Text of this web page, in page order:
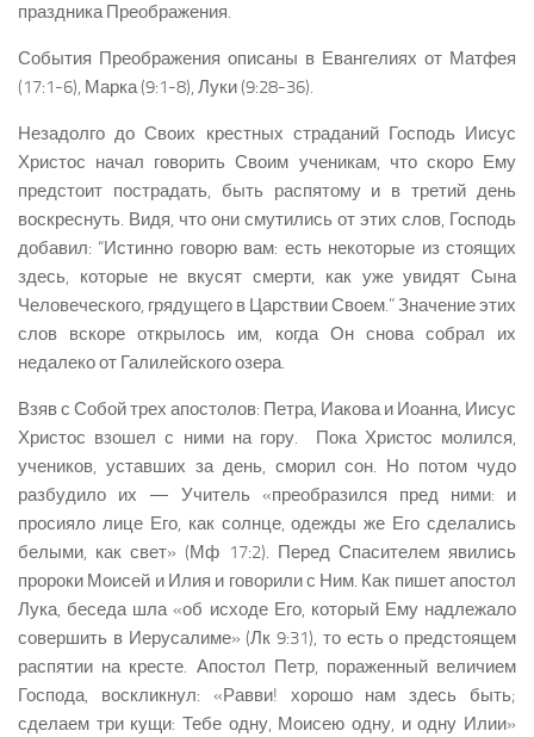
праздника Преображения.
События Преображения описаны в Евангелиях от Матфея
(17:1-6), Марка (9:1-8), Луки (9:28-36).
Незадолго до Своих крестных страданий Господь Иисус
Христос начал говорить Своим ученикам, что скоро Ему
предстоит пострадать, быть распятому и в третий день
воскреснуть. Видя, что они смутились от этих слов, Господь
добавил: “Истинно говорю вам: есть некоторые из стоящих
здесь, которые не вкусят смерти, как уже увидят Сына
Человеческого, грядущего в Царствии Своем.” Значение этих
слов вскоре открылось им, когда Он снова собрал их
недалеко от Галилейского озера.
Взяв с Собой трех апостолов: Петра, Иакова и Иоанна, Иисус
Христос взошел с ними на гору. Пока Христос молился,
учеников, уставших за день, сморил сон. Но потом чудо
разбудило их — Учитель «преобразился пред ними: и
просияло лице Его, как солнце, одежды же Его сделались
белыми, как свет» (Мф 17:2). Перед Спасителем явились
пророки Моисей и Илия и говорили с Ним. Как пишет апостол
Лука, беседа шла «об исходе Его, который Ему надлежало
совершить в Иерусалиме» (Лк 9:31), то есть о предстоящем
распятии на кресте. Апостол Петр, пораженный величием
Господа, воскликнул: «Равви! хорошо нам здесь быть;
сделаем три кущи: Тебе одну, Моисею одну, и одну Илии»